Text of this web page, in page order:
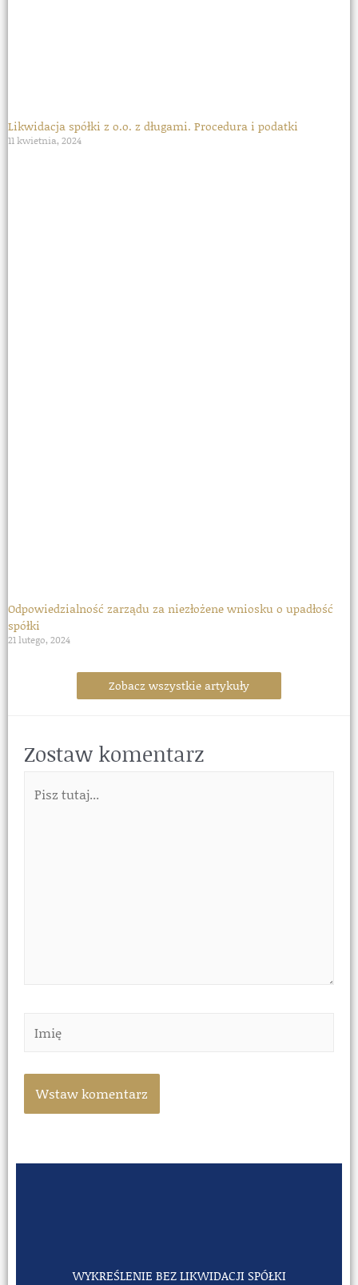
Likwidacja spółki z o.o. z długami. Procedura i podatki
11 kwietnia, 2024
Odpowiedzialność zarządu za niezłożene wniosku o upadłość
spółki
21 lutego, 2024
Zobacz wszystkie artykuły
Zostaw komentarz
WYKREŚLENIE BEZ LIKWIDACJI SPÓŁKI